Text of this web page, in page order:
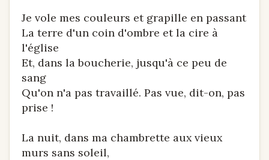
Je vole mes couleurs et grapille en passant
La terre d'un coin d'ombre et la cire à
l'église
Et, dans la boucherie, jusqu'à ce peu de
sang
Qu'on n'a pas travaillé. Pas vue, dit-on, pas
prise !
La nuit, dans ma chambrette aux vieux
murs sans soleil,